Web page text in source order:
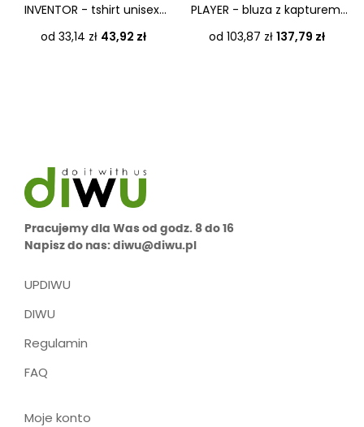
INVENTOR - tshirt unisex...
od 33,14 zł Cena
43,92 zł
PLAYER - bluza z kapturem...
od 103,87 zł Cena
137,79 zł
Pracujemy dla Was od godz. 8 do 16
Napisz do nas: diwu@diwu.pl
UPDIWU
DIWU
Regulamin
FAQ
Moje konto